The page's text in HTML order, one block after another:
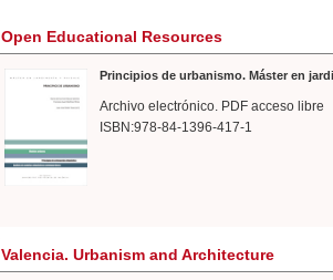
Open Educational Resources
Principios de urbanismo. Máster en
Archivo electrónico. PDF acceso libre
ISBN:978-84-1396-417-1
Valencia. Urbanism and Architecture